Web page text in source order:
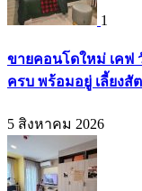
1
ขายคอนโดใหม่ เคฟ
ครบ พร้อมอยู่ เลี้ยงสัต
5 สิงหาคม 2026